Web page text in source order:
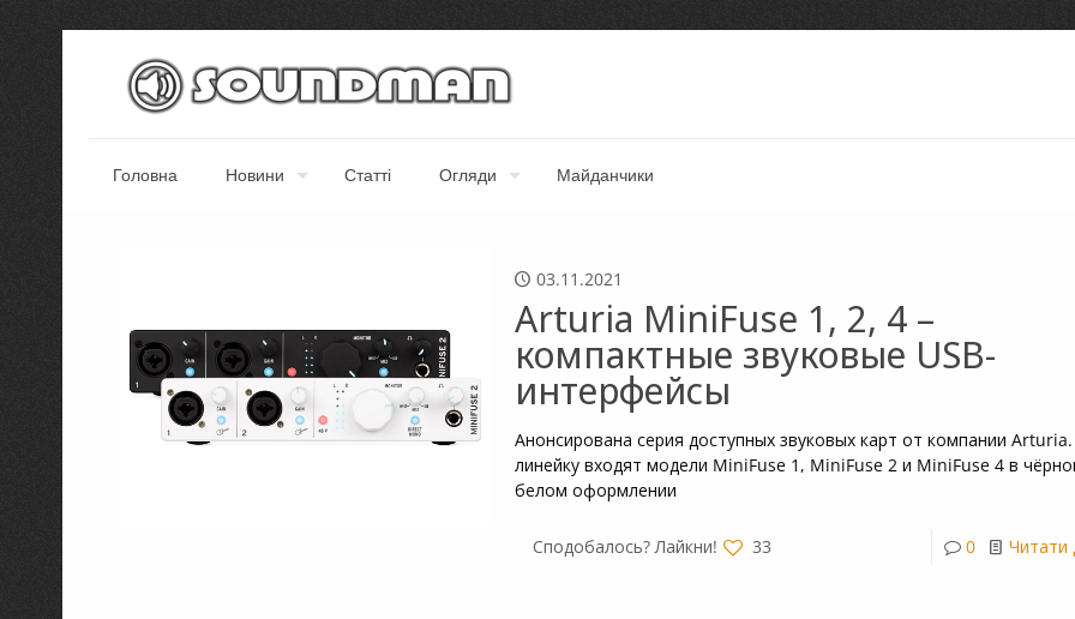
Головна Новини Статті Огляди Майданчики
03.11.2021
Arturia MiniFuse 1, 2, 4 –
компактные звуковые USB-
интерфейсы
Анонсирована серия доступных звуковых карт от компании
линейку входят модели MiniFuse 1, MiniFuse 2 и MiniFuse 4 в
белом оформлении
Сподобалось? Лайкни! 33 0 Читати